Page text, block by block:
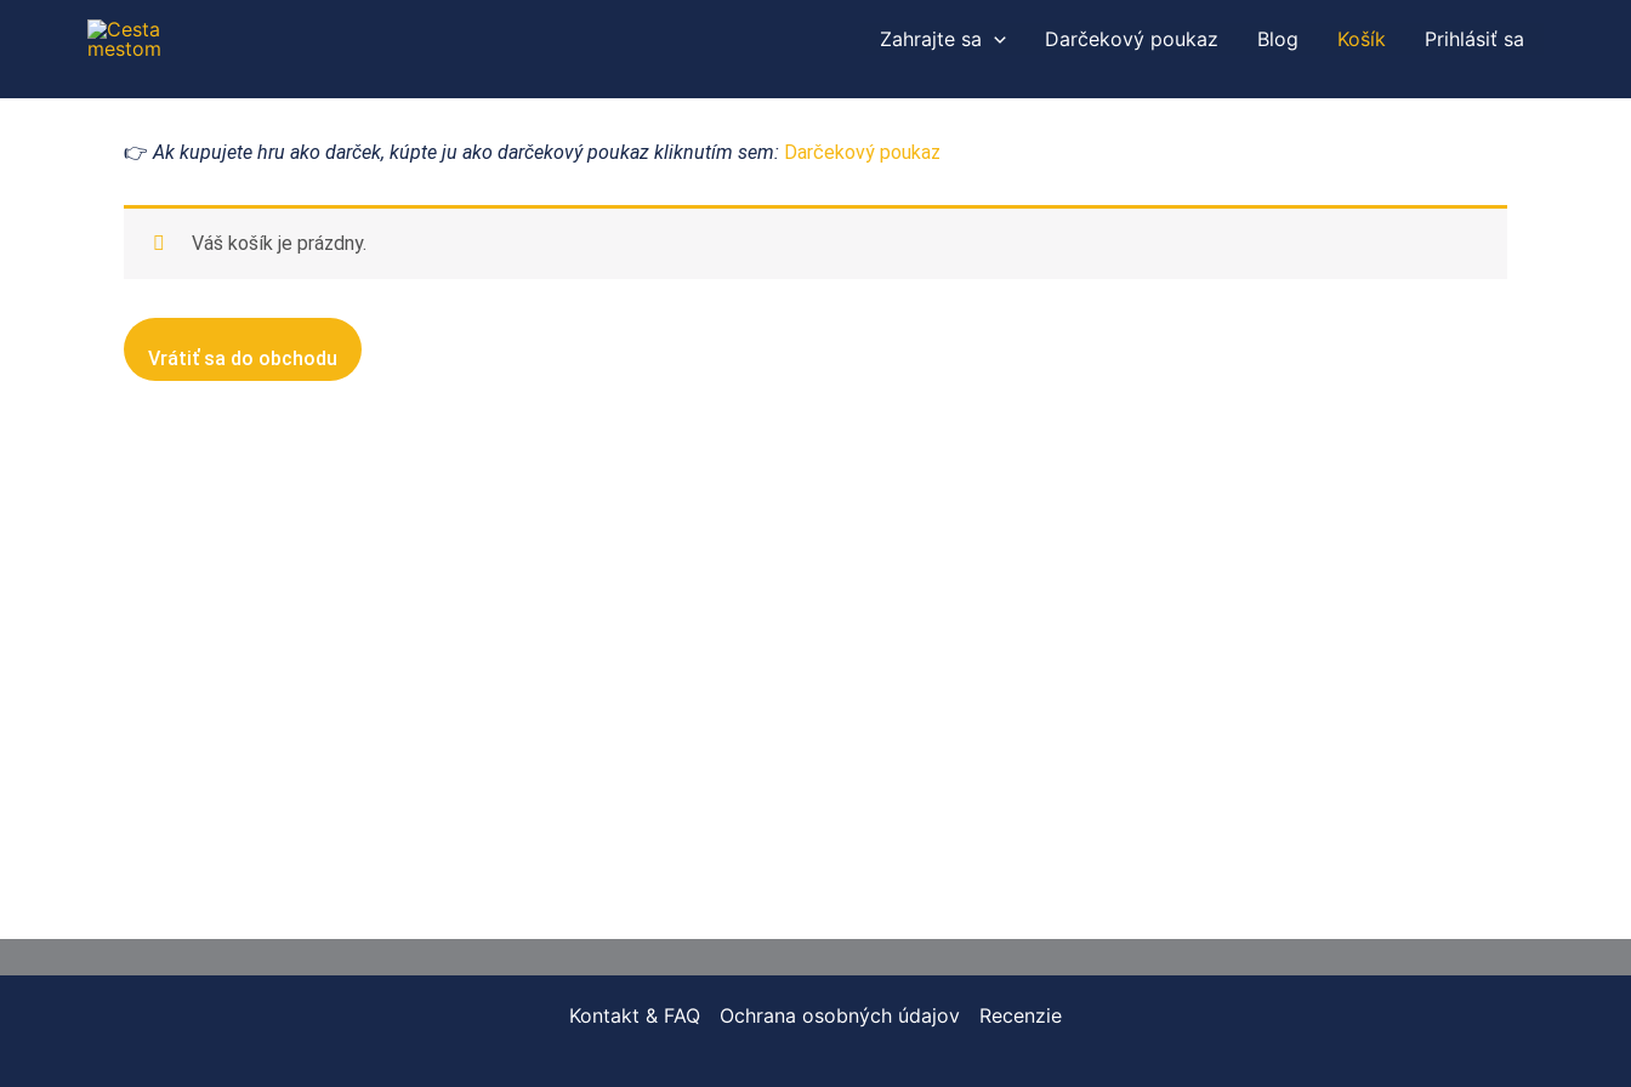
Zahrajte sa Darčekový poukaz Blog Košík Prihlásiť sa
👉Ak kupujete hru ako darček, kúpte ju ako darčekový poukaz kliknutím sem: Darčekový poukaz
Váš košík je prázdny.
Vrátiť sa do obchodu
Kontakt & FAQ Ochrana osobných údajov Recenzie